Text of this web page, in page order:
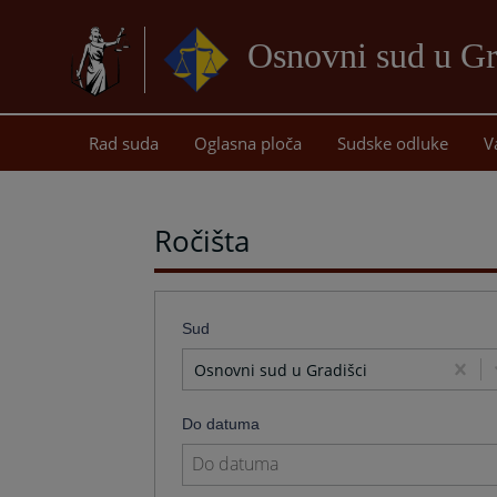
Osnovni sud u
Rad suda Oglasna ploča Sudske odluke
Ročišta
Sud
Osnovni sud u Gradišci
Do datuma